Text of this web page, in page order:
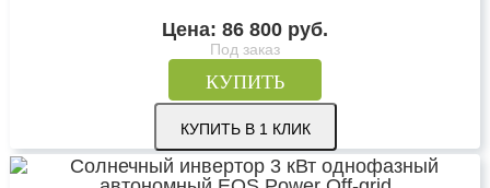
Цена: 86 800 руб.
Под заказ
КУПИТЬ
КУПИТЬ В 1 КЛИК